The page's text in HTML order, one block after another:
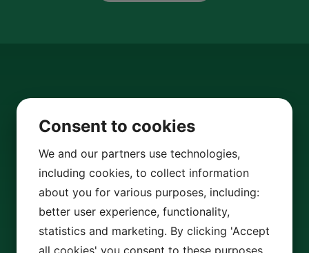
Konsultation
Du är alltid välkommen att kontakta oss för ett
första besök (Konsultation) med eller utan
Landstingets tandregleringserbjudande eller
remiss.
Consent to cookies
We and our partners use technologies,
including cookies, to collect information
about you for various purposes, including:
better user experience, functionality,
statistics and marketing. By clicking 'Accept
all cookies' you consent to these purposes.